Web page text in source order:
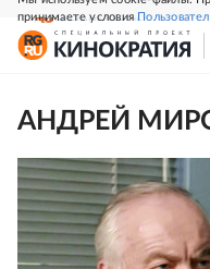
принимаете условия
СВЕЖИЙ НОМЕР
АНДРЕЙ